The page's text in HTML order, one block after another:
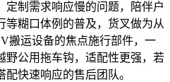
定制需求响应慢的问题，陪伴户
等糊口体例的普及，货叉做为从
搬运设备的焦点施行部件，一
野公用拖车钩，适配性更强，若
快速响应的售后团队。